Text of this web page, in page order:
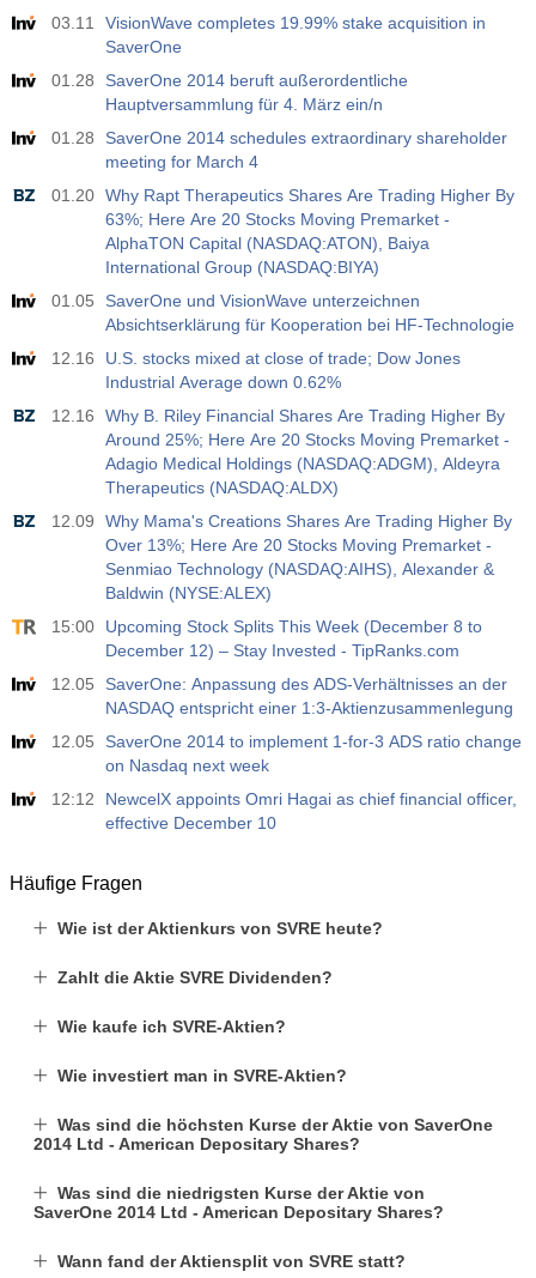
USD
Baker Hughes Ölplattformzählung
Akt
Erw
Vorh
451
USD
Baker Hughes US, Gesamtzahl der Ölförderanlagen
588
USD
Fed, Verbraucherkredite
Akt
Erw
$​11.44 B
Vorh
$​-0.18 B
USD
CFTC Gold, nichtkommerzielle Nettopositionen
182.1 K
USD
CFTC Rohöl, nichtkommerzielle Nettopositionen
Akt
Erw
Vorh
120.1 K
CFTC Gold, nichtkommerzielle Nettopositionen
Akt
Erw
Vorh
-17.2 K
USD
CFTC Nasdaq 100, Nichtkommerzielle Nettopositionen
Akt
Erw
Vorh
03.11
VisionWave completes 19.99% stake acquisition in
SaverOne
01.28
SaverOne 2014 beruft außerordentliche
Hauptversammlung für 4. März ein/n
01.28
SaverOne 2014 schedules extraordinary shareholder
meeting for March 4
01.20 Why Rapt Therapeutics Shares Are Trading Higher By
63%; Here Are 20 Stocks Moving Premarket -
AlphaTON Capital (NASDAQ:ATON), Baiya
International Group (NASDAQ:BIYA)
01.05
SaverOne und VisionWave unterzeichnen
Absichtserklärung für Kooperation bei HF-Technologie
12.16
U.S. stocks mixed at close of trade; Dow Jones
Industrial Average down 0.62%
12.16
Why B. Riley Financial Shares Are Trading Higher By
Around 25%; Here Are 20 Stocks Moving Premarket -
Adagio Medical Holdings (NASDAQ:ADGM), Aldeyra
Therapeutics (NASDAQ:ALDX)
12.09
Why Mama's Creations Shares Are Trading Higher By
Over 13%; Here Are 20 Stocks Moving Premarket -
Senmiao Technology (NASDAQ:AIHS), Alexander &
Baldwin (NYSE:ALEX)
15:00
Upcoming Stock Splits This Week (December 8 to
December 12) – Stay Invested - TipRanks.com
12.05
SaverOne: Anpassung des ADS-Verhältnisses an der
NASDAQ entspricht einer 1:3-Aktienzusammenlegung
12.05
SaverOne 2014 to implement 1-for-3 ADS ratio change
on Nasdaq next week
12:12
NewcelX appoints Omri Hagai as chief financial officer,
effective December 10
Häufige Fragen
Wie ist der Aktienkurs von SVRE heute?
Zahlt die Aktie SVRE Dividenden?
Wie kaufe ich SVRE-Aktien?
Wie investiert man in SVRE-Aktien?
Was sind die höchsten Kurse der Aktie von SaverOne
2014 Ltd - American Depositary Shares?
Was sind die niedrigsten Kurse der Aktie von
SaverOne 2014 Ltd - American Depositary Shares?
Wann fand der Aktiensplit von SVRE statt?